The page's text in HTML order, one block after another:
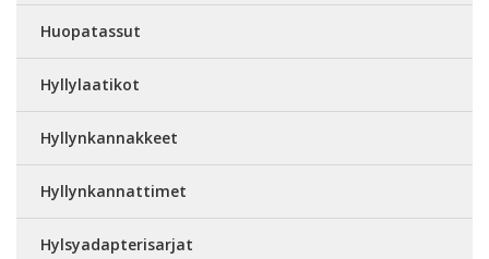
Huopatassut
Hyllylaatikot
Hyllynkannakkeet
Hyllynkannattimet
Hylsyadapterisarjat